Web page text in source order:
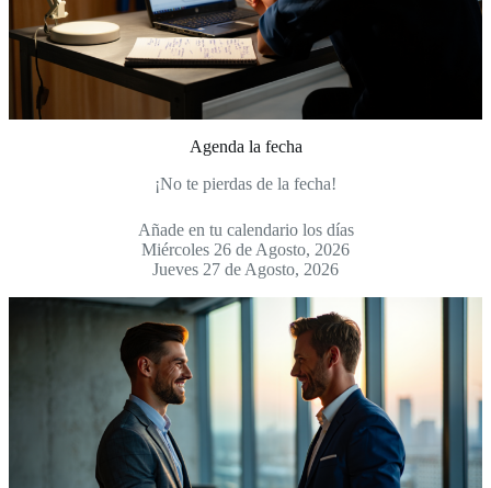
Agenda la fecha
¡No te pierdas de la fecha!
Añade en tu calendario los días
Miércoles 26 de Agosto, 2026
Jueves 27 de Agosto, 2026